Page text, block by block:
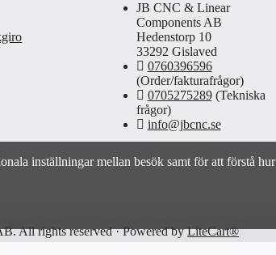
inställningar mellan besök samt för att förstå hur
you to use selected features of our Service and
JB CNC & Linear
Components AB
Hedenstorp 10
33292 Gislaved
0760396596
(Order/fakturafrågor)
0705275289(Tekniska
frågor)
info@jbcnc.se
All rights reserved · Powered byLiteCart®